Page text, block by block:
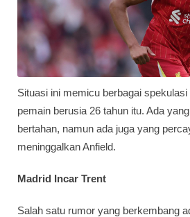
Situasi ini memicu berbagai
pemain berusia 26 tahun itu. Ada
bertahan, namun ada juga yang
meninggalkan Anfield.
Madrid Incar Trent
Salah satu rumor yang berkembang